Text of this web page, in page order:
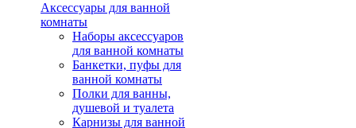
Аксессуары для ванной
комнаты
Наборы аксессуаров
для ванной комнаты
Банкетки, пуфы для
ванной комнаты
Полки для ванны,
душевой и туалета
Карнизы для ванной